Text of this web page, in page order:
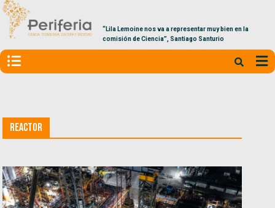
“Lila Lemoine nos va a representar muy bien en la
comisión de Ciencia”, Santiago Santurio
Reactor